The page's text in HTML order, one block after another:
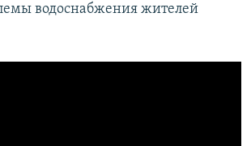
водоснабжения жителей